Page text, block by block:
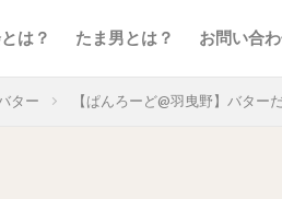
は？ たま男とは？ お問い合
ター 【ぱんろーど@羽曳野】バタ